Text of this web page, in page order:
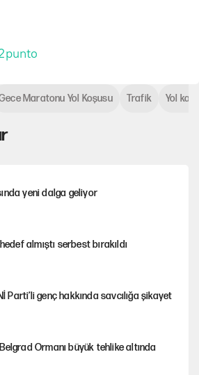
yeni dalga geliyor
hedef almıştı serbest bırakıldı
Parti’li genç hakkında savcılığa şikayet
Ormanı büyük tehlike altında
Maratonu Yol Koşusu Trafik Yol